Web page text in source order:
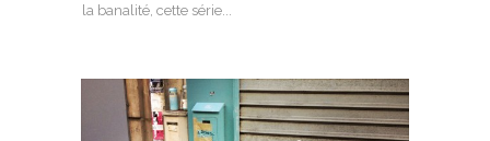
la banalité, cette série...